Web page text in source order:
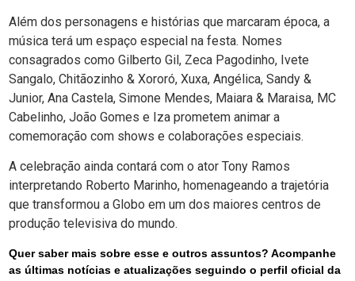
Além dos personagens e histórias que marcaram época, a
música terá um espaço especial na festa. Nomes
consagrados como Gilberto Gil, Zeca Pagodinho, Ivete
Sangalo, Chitãozinho & Xororó, Xuxa, Angélica, Sandy &
Junior, Ana Castela, Simone Mendes, Maiara & Maraisa, MC
Cabelinho, João Gomes e Iza prometem animar a
comemoração com shows e colaborações especiais.
A celebração ainda contará com o ator Tony Ramos
interpretando Roberto Marinho, homenageando a trajetória
que transformou a Globo em um dos maiores centros de
produção televisiva do mundo.
Quer saber mais sobre esse e outros assuntos? Acompanhe
as últimas notícias e atualizações seguindo o perfil oficial da